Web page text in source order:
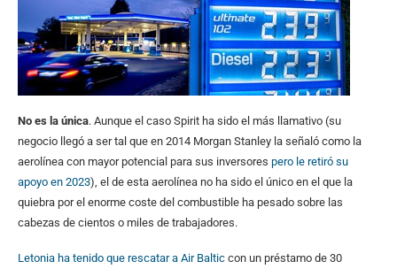
No es la única. Aunque el caso Spirit ha sido el más llamativo (su
negocio llegó a ser tal que en 2014 Morgan Stanley la señaló como la
aerolínea con mayor potencial para sus inversores pero le retiró su
apoyo en 2023), el de esta aerolínea no ha sido el único en el que la
quiebra por el enorme coste del combustible ha pesado sobre las
cabezas de cientos o miles de trabajadores.
Letonia ha tenido que rescatar a Air Baltic con un préstamo de 30